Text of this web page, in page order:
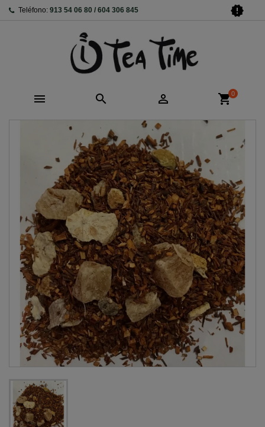
Teléfono: 913 54 06 80 / 604 306 845 new_releases
   shopping_cart0